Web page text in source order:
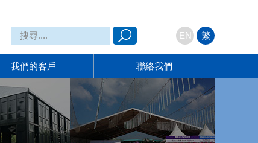
EN 繁
搜尋....
我們的客戶 聯絡我們